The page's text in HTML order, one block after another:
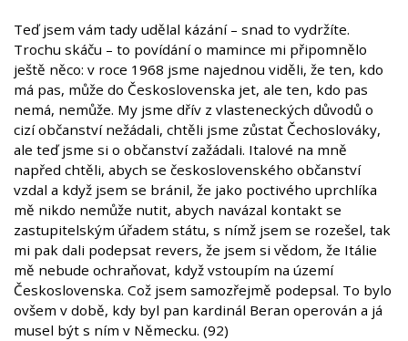
Teď jsem vám tady udělal kázání – snad to vydržíte.
Trochu skáču – to povídání o mamince mi připomnělo
ještě něco: v roce 1968 jsme najednou viděli, že ten, kdo
má pas, může do Československa jet, ale ten, kdo pas
nemá, nemůže. My jsme dřív z vlasteneckých důvodů o
cizí občanství nežádali, chtěli jsme zůstat Čechoslováky,
ale teď jsme si o občanství zažádali. Italové na mně
napřed chtěli, abych se československého občanství
vzdal a když jsem se bránil, že jako poctivého uprchlíka
mě nikdo nemůže nutit, abych navázal kontakt se
zastupitelským úřadem státu, s nímž jsem se rozešel, tak
mi pak dali podepsat revers, že jsem si vědom, že Itálie
mě nebude ochraňovat, když vstoupím na území
Československa. Což jsem samozřejmě podepsal. To bylo
ovšem v době, kdy byl pan kardinál Beran operován a já
musel být s ním v Německu. (92)